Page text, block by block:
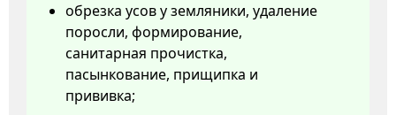
обрезка усов у земляники, удаление
поросли, формирование,
санитарная прочистка,
пасынкование, прищипка и
прививка;